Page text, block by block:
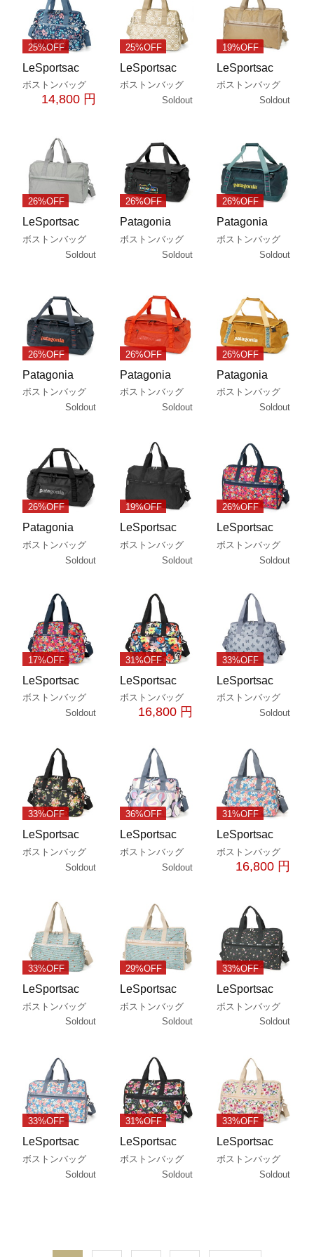
25%OFF
LeSportsac
ボストンバッグ
14,800 円
25%OFF
LeSportsac
ボストンバッグ
Soldout
19%OFF
LeSportsac
ボストンバッグ
Soldout
26%OFF
LeSportsac
ボストンバッグ
Soldout
26%OFF
Patagonia
ボストンバッグ
Soldout
26%OFF
Patagonia
ボストンバッグ
Soldout
26%OFF
Patagonia
ボストンバッグ
Soldout
26%OFF
Patagonia
ボストンバッグ
Soldout
26%OFF
Patagonia
ボストンバッグ
Soldout
26%OFF
Patagonia
ボストンバッグ
Soldout
19%OFF
LeSportsac
ボストンバッグ
Soldout
26%OFF
LeSportsac
ボストンバッグ
Soldout
17%OFF
LeSportsac
ボストンバッグ
Soldout
31%OFF
LeSportsac
ボストンバッグ
16,800 円
33%OFF
LeSportsac
ボストンバッグ
Soldout
33%OFF
LeSportsac
ボストンバッグ
Soldout
36%OFF
LeSportsac
ボストンバッグ
Soldout
31%OFF
LeSportsac
ボストンバッグ
16,800 円
33%OFF
LeSportsac
ボストンバッグ
Soldout
29%OFF
LeSportsac
ボストンバッグ
Soldout
33%OFF
LeSportsac
ボストンバッグ
Soldout
33%OFF
LeSportsac
ボストンバッグ
Soldout
31%OFF
LeSportsac
ボストンバッグ
Soldout
33%OFF
LeSportsac
ボストンバッグ
Soldout